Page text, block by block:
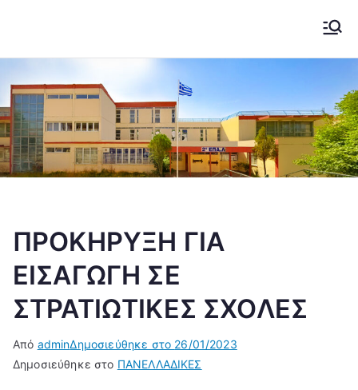
περιεχόμενο
2ο ΕΠΑΛ ΚΟΖΑΝΗΣ
ΠΡΟΚΗΡΥΞΗ ΓΙΑ
ΕΙΣΑΓΩΓΗ ΣΕ
ΣΤΡΑΤΙΩΤΙΚΕΣ ΣΧΟΛΕΣ
Από adminΔημοσιεύθηκε στο 26/01/2023
Δημοσιεύθηκε στο ΠΑΝΕΛΛΑΔΙΚΕΣ